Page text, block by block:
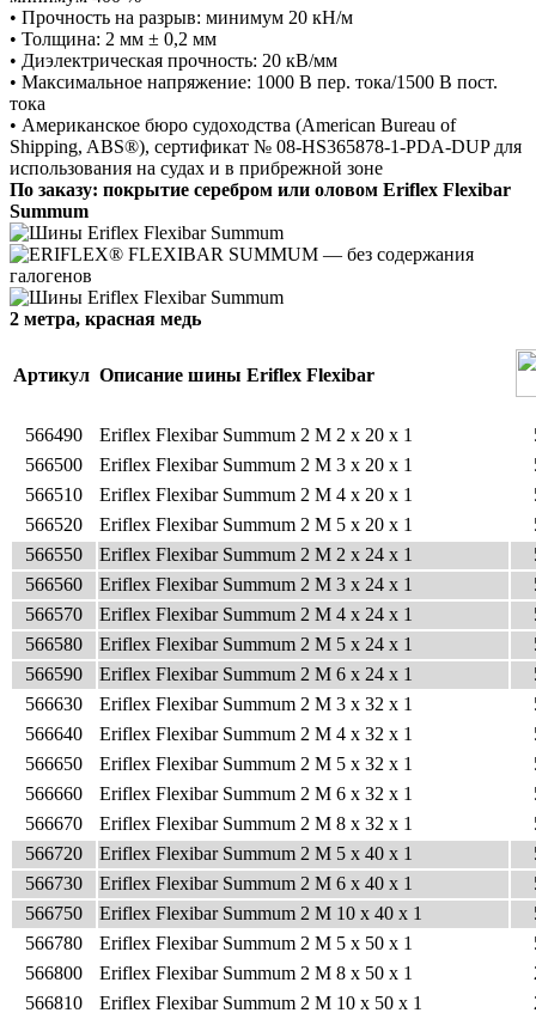
• Прочность на разрыв: минимум 20 кН/м
• Толщина: 2 мм ± 0,2 мм
• Диэлектрическая прочность: 20 кВ/мм
• Максимальное напряжение: 1000 В пер. тока/1500 В пост.
тока
• Американское бюро судоходства (American Bureau of
Shipping, ABS®), сертификат № 08-HS365878-1-PDA-DUP для
использования на судах и в прибрежной зоне
По заказу: покрытие серебром или оловом Eriflex Flexibar
Summum
2 метра, красная медь
Артикул Описание шины Eriflex Flexibar
566490 Eriflex Flexibar Summum 2 M 2 x 20 x 1
566500
Eriflex Flexibar Summum 2 M 3 x 20 x 1
566510
Eriflex Flexibar Summum 2 M 4 x 20 x 1
566520
Eriflex Flexibar Summum 2 M 5 x 20 x 1
566550
Eriflex Flexibar Summum 2 M 2 x 24 x 1
566560
Eriflex Flexibar Summum 2 M 3 x 24 x 1
566570
Eriflex Flexibar Summum 2 M 4 x 24 x 1
566580
Eriflex Flexibar Summum 2 M 5 x 24 x 1
566590
Eriflex Flexibar Summum 2 M 6 x 24 x 1
566630
Eriflex Flexibar Summum 2 M 3 x 32 x 1
566640
Eriflex Flexibar Summum 2 M 4 x 32 x 1
566650
Eriflex Flexibar Summum 2 M 5 x 32 x 1
566660
Eriflex Flexibar Summum 2 M 6 x 32 x 1
566670
Eriflex Flexibar Summum 2 M 8 x 32 x 1
566720
Eriflex Flexibar Summum 2 M 5 x 40 x 1
566730
Eriflex Flexibar Summum 2 M 6 x 40 x 1
566750
Eriflex Flexibar Summum 2 M 10 x 40 x 1
566780
Eriflex Flexibar Summum 2 M 5 x 50 x 1
566800
Eriflex Flexibar Summum 2 M 8 x 50 x 1
566810
Eriflex Flexibar Summum 2 M 10 x 50 x 1